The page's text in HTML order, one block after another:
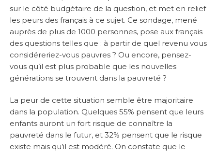
sur le côté budgétaire de la question, et met en relief
les peurs des français à ce sujet. Ce sondage, mené
auprès de plus de 1000 personnes, pose aux français
des questions telles que : à partir de quel revenu vous
considéreriez-vous pauvres ? Ou encore, pensez-
vous qu’il est plus probable que les nouvelles
générations se trouvent dans la pauvreté ?
La peur de cette situation semble être majoritaire
dans la population. Quelques 55% pensent que leurs
enfants auront un fort risque de connaître la
pauvreté dans le futur, et 32% pensent que le risque
existe mais qu’il est modéré. On constate que le